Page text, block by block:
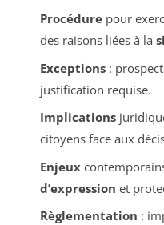
Procédurepour
des raisons liées à la
Exceptions:
justification requise.
Implications
citoyens face aux
Enjeux
d’expression et
Règlementation :